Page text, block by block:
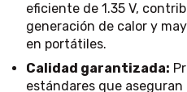
eficiente de 1.35 V,
generación de calor y
en portátiles.
Calidad garantizada:
estándares que